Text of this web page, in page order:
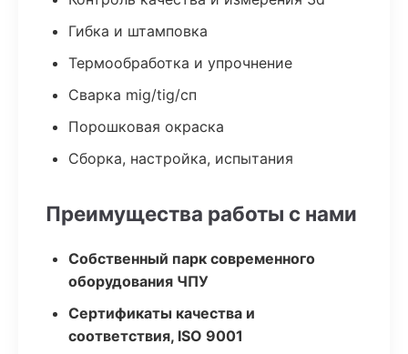
Гибка и штамповка
Термообработка и упрочнение
Сварка mig/tig/сп
Порошковая окраска
Сборка, настройка, испытания
Преимущества работы с нами
Собственный парк современного
оборудования ЧПУ
Сертификаты качества и
соответствия, ISO 9001